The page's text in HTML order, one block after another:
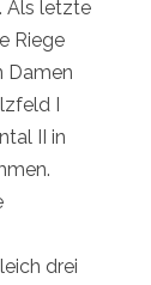
Als letzte
Riege
Damen
I
II in
drei